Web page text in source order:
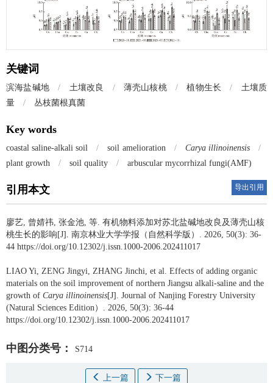
关键词
滨海盐碱地 / 土壤改良 / 薄壳山核桃 / 植物生长 /
土壤质
量
/ 丛枝菌根真菌
Key words
coastal saline-alkali soil / soil amelioration / Carya illinoinensis
/
plant growth
/ soil quality / arbuscular mycorrhizal fungi(AMF)
引用本文 导出引用
廖艺 曾婧祎 张金池 等 有机物料添加对苏北盐碱地改良及薄壳山核
桃生长的影响[J]. 南京林业大学学报（自然科学版）. 2026, 50(3): 36-
44 https://doi.org/10.12302/j.issn.1000-2006.202411017
LIAO Yi ZENG Jingyi ZHANG Jinchi et al
Effects of adding organic
materials on the soil improvement of northern Jiangsu alkali-saline and the
growth of Carya illinoinensis[J]. Journal of Nanjing Forestry University
(Natural Sciences Edition）. 2026, 50(3): 36-44
https://doi.org/10.12302/j.issn.1000-2006.202411017
中图分类号： S714
上一篇 下一篇